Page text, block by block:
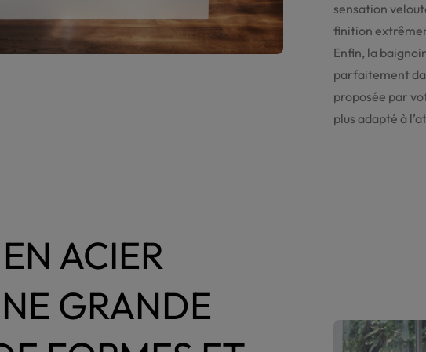
sensation
finition
Enfin, la
parfaitement
proposée par
plus adapté à
ACIER
GRANDE